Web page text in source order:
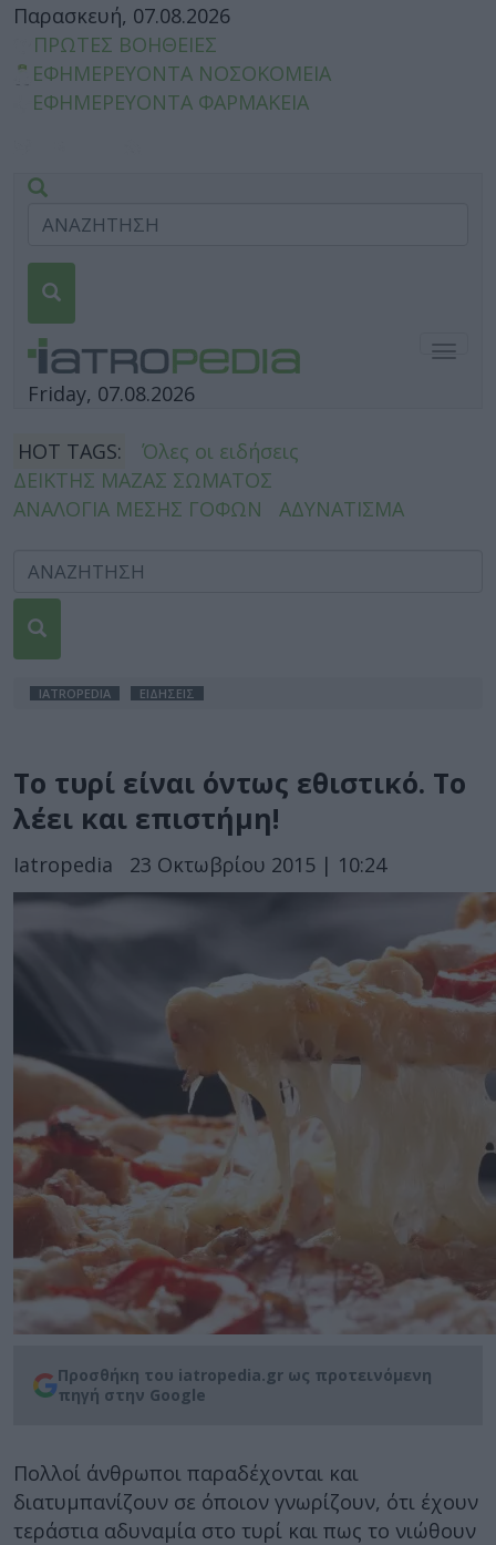
Παρασκευή, 07.08.2026
ΠΡΩΤΕΣ ΒΟΗΘΕΙΕΣ
ΕΦΗΜΕΡΕΥΟΝΤΑ ΝΟΣΟΚΟΜΕΙΑ
ΕΦΗΜΕΡΕΥΟΝΤΑ ΦΑΡΜΑΚΕΙΑ
Friday, 07.08.2026
HOT TAGS:
Όλες οι ειδήσεις
ΔΕΙΚΤΗΣ ΜΑΖΑΣ ΣΩΜΑΤΟΣ
ΑΝΑΛΟΓΙΑ ΜΕΣΗΣ ΓΟΦΩΝ
ΑΔΥΝΑΤΙΣΜΑ
IATROPEDIA ΕΙΔΗΣΕΙΣ
Το τυρί είναι όντως εθιστικό. Το
λέει και επιστήμη!
Iatropedia 23 Οκτωβρίου 2015 | 10:24
Προσθήκη του iatropedia.gr ως προτεινόμενη
πηγή στην Google
Πολλοί άνθρωποι παραδέχονται και
διατυμπανίζουν σε όποιον γνωρίζουν, ότι έχουν
τεράστια αδυναμία στο τυρί και πως το νιώθουν